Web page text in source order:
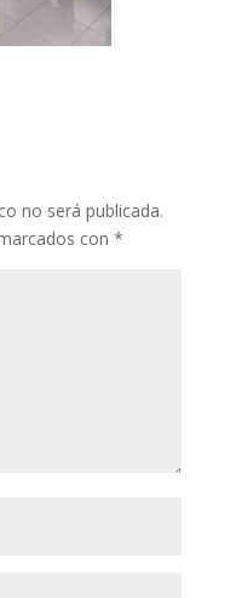
no será publicada.
con *